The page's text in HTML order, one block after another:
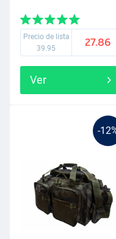
Precio de lista
39.95
27.86
Ver
-